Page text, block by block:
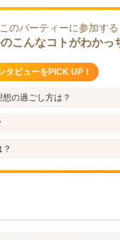
このパーティーに参加する
こんなコトがわかっ
タビューをPICK UP！
の過ごし方は？